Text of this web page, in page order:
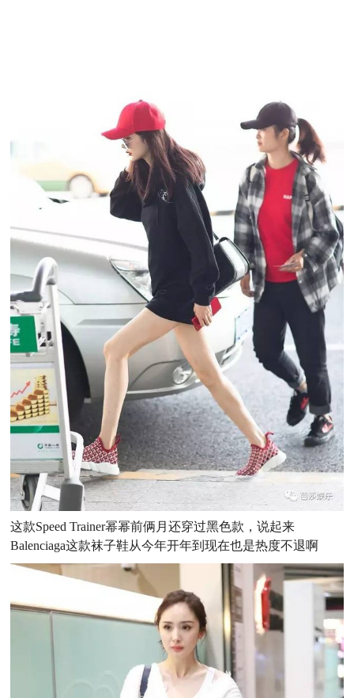
这款Speed Trainer幂幂前俩月还穿过黑色款，说起来
Balenciaga这款袜子鞋从今年开年到现在也是热度不退啊